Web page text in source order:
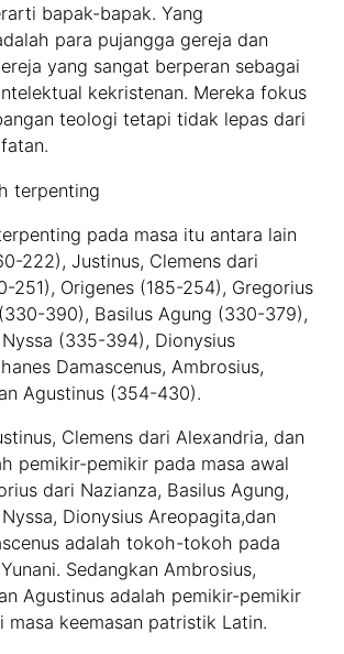
bapak-bapak. Yang
para pujangga gereja dan
yang sangat berperan sebagai
kekristenan. Mereka fokus
teologi tetapi tidak lepas dari
terpenting
pada masa itu antara lain
222), Justinus, Clemens dari
251), Origenes (185-254), Gregorius
390), Basilus Agung (330-379),
(335-394), Dionysius
Damascenus, Ambrosius,
Agustinus (354-430).
Clemens dari Alexandria, dan
pemikir-pemikir pada masa awal
dari Nazianza, Basilus Agung,
Dionysius Areopagita,dan
adalah tokoh-tokoh pada
Sedangkan Ambrosius,
Agustinus adalah pemikir-pemikir
masa keemasan patristik Latin.